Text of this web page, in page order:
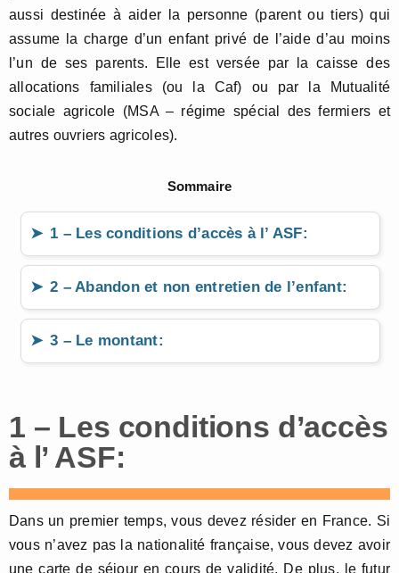
aussi destinée à aider la personne (parent ou tiers) qui
assume la charge d’un enfant privé de l’aide d’au moins
l’un de ses parents. Elle est versée par la caisse des
allocations familiales (ou la Caf) ou par la Mutualité
sociale agricole (MSA – régime spécial des fermiers et
autres ouvriers agricoles).
Sommaire
1 – Les conditions d’accès à l’ ASF:
2 – Abandon et non entretien de l’enfant:
3 – Le montant:
1 – Les conditions d’accès
à l’ ASF:
Dans un premier temps, vous devez résider en France. Si
vous n’avez pas la nationalité française, vous devez avoir
une carte de séjour en cours de validité. De plus, le futur